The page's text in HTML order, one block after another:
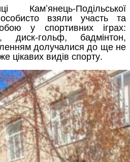
Кам’янець-Подільської
взяли участь та
у спортивних іграх:
гольф, бадмінтон,
долучалися до ще не
цікавих видів спорту.